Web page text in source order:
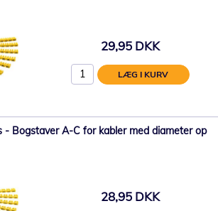
29,95 DKK
LÆG I KURV
- Bogstaver A-C for kabler med diameter op
28,95 DKK